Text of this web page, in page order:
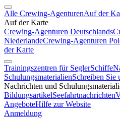
Alle Crewing-AgenturenAuf der
Auf der Karte
Crewing-Agenturen Deutschlands
NiederlandeCrewing-Agenturen
der Karte
Trainingszentren für SeglerSchiffe
SchulungsmaterialienSchreiben Sie
Nachrichten und
BildungsartikelSeefahrtnachrichten
AngeboteHilfe zur Website
Anmeldung